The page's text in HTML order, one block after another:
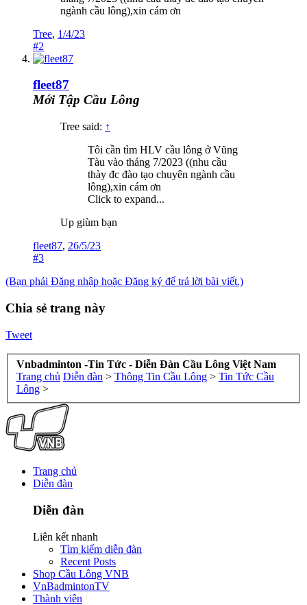
ngành cầu lông),xin cám ơn
Tree, 1/4/23
#2
fleet87
Mới Tập Cầu Lông
Tree said: ↑
Tôi cần tìm HLV cầu lông ở Vũng
Tàu vào tháng 7/2023 ((nhu cầu
thày đc đào tạo chuyên ngành cầu
lông),xin cám ơn
Click to expand...
Up giùm bạn
fleet87, 26/5/23
#3
(Bạn phải Đăng nhập hoặc Đăng ký để trả lời bài viết.)
Chia sẻ trang này
Tweet
Vnbadminton -Tin Tức - Diễn Đàn Cầu Lông Việt Nam
Trang chủ Diễn đàn > Thông Tin Cầu Lông > Tin Tức Cầu
Lông >
Trang chủ
Diễn đàn
Diễn đàn
Liên kết nhanh
Tìm kiếm diễn đàn
Recent Posts
Shop Cầu Lông VNB
VnBadmintonTV
Thành viên